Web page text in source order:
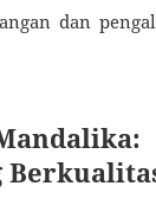
dan